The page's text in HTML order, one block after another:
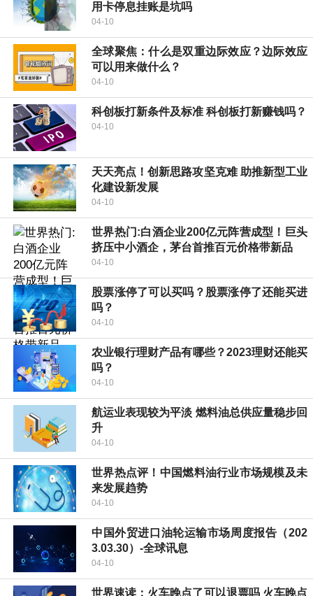
用卡停息挂账是坑吗
04-10
全球聚焦：什么是双重边际效应？边际效应
可以用来做什么？
04-10
科创板打新条件及标准 科创板打新赚钱吗？
04-10
天天亮点！创新思路攻坚克难 助推新型工业
化建设新发展
04-10
世界热门:白酒企业200亿元阵营成型！巨头
挤压中小酒企，茅台首推百元价格带新品
04-10
股票涨停了可以买吗？股票涨停了还能买进
吗？
04-10
农业银行理财产品有哪些？2023理财还能买
吗？
04-10
航运业表现较为平淡 燃料油总供应量稳步回
升
04-10
世界热点评！中国燃料油行业市场规模及未
来发展趋势
04-10
中国外贸进口油轮运输市场周度报告（202
3.03.30）-全球讯息
04-10
世界速读：火车晚点了可以退票吗 火车晚点